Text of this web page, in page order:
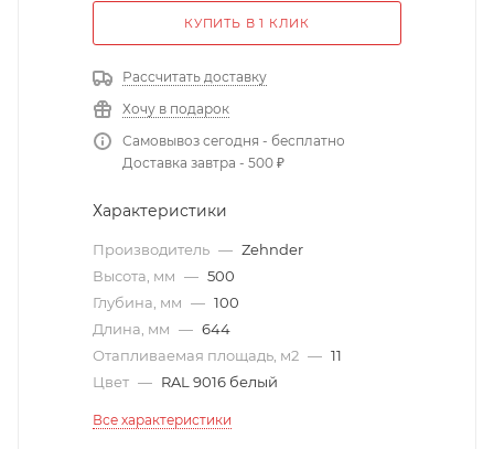
КУПИТЬ В 1 КЛИК
Рассчитать доставку
Хочу в подарок
Самовывоз сегодня - бесплатно
Доставка завтра - 500 ₽
Характеристики
Производитель — Zehnder
Высота, мм — 500
Глубина, мм — 100
Длина, мм — 644
Отапливаемая площадь, м2 — 11
Цвет — RAL 9016 белый
Все характеристики